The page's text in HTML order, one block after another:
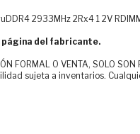
2933MHz 2Rx4 1 2V
del fabricante.
FORMAL O VENTA, SOLO
sujeta a inventarios.